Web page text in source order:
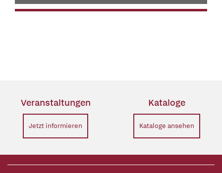
Veranstaltungen
Jetzt informieren
Kataloge
Kataloge ansehen